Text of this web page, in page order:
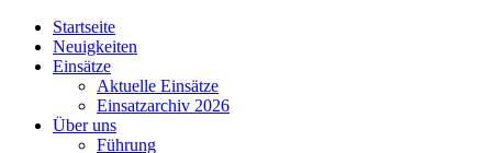
Startseite
Neuigkeiten
Einsätze
Aktuelle Einsätze
Einsatzarchiv 2026
Über uns
Führung